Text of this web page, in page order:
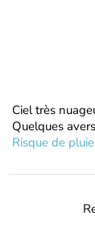
Ciel très
Quelques
Risque de pluie